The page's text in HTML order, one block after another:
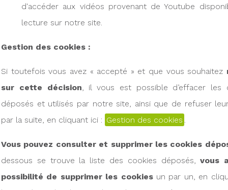
d'accéder aux vidéos provenant de Youtube
lecture sur notre site.
Gestion des cookies :
Si toutefois vous avez « accepté » et que vous souhaitez
sur cette décision , il vous est possible d’effacer les
déposés et utilisés par notre site, ainsi que de refuser
par la suite, en cliquant ici : Gestion des cookies
Vous pouvez consulter et supprimer les cookies
dessous se trouve la liste des cookies déposés,vous
possibilité de supprimer les cookiesun par un, en